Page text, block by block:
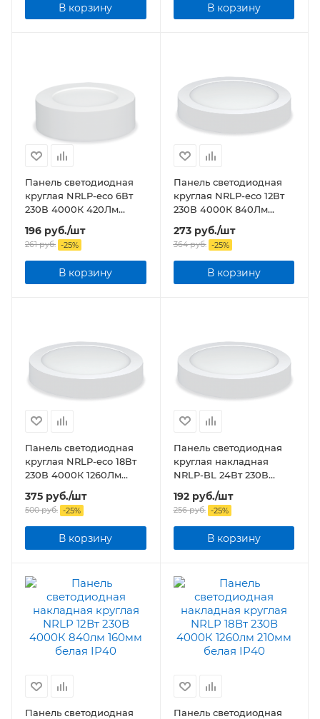
В корзину В корзину
Панель светодиодная
круглая NRLP-eco 6Вт
230В 4000К 420Лм
120мм белая накладная
IP40
196 руб./шт
261руб. -25%
В корзину
Панель светодиодная
круглая NRLP-eco 12Вт
230В 4000К 840Лм
170мм белая накладная
IP40
273руб./шт
364руб. -25%
В корзину
Панель светодиодная
круглая NRLP-eco 18Вт
230В 4000К 1260Лм
225мм белая накладная
IP40
375 руб./шт
500руб. -25%
В корзину
Панель светодиодная
круглая накладная
NRLP-BL 24Вт 230В
4000К 1440Лм 245мм с
подсветкой белая IP20
192руб./шт
256руб. -25%
В корзину
Панель светодиодная Панель светодиодная